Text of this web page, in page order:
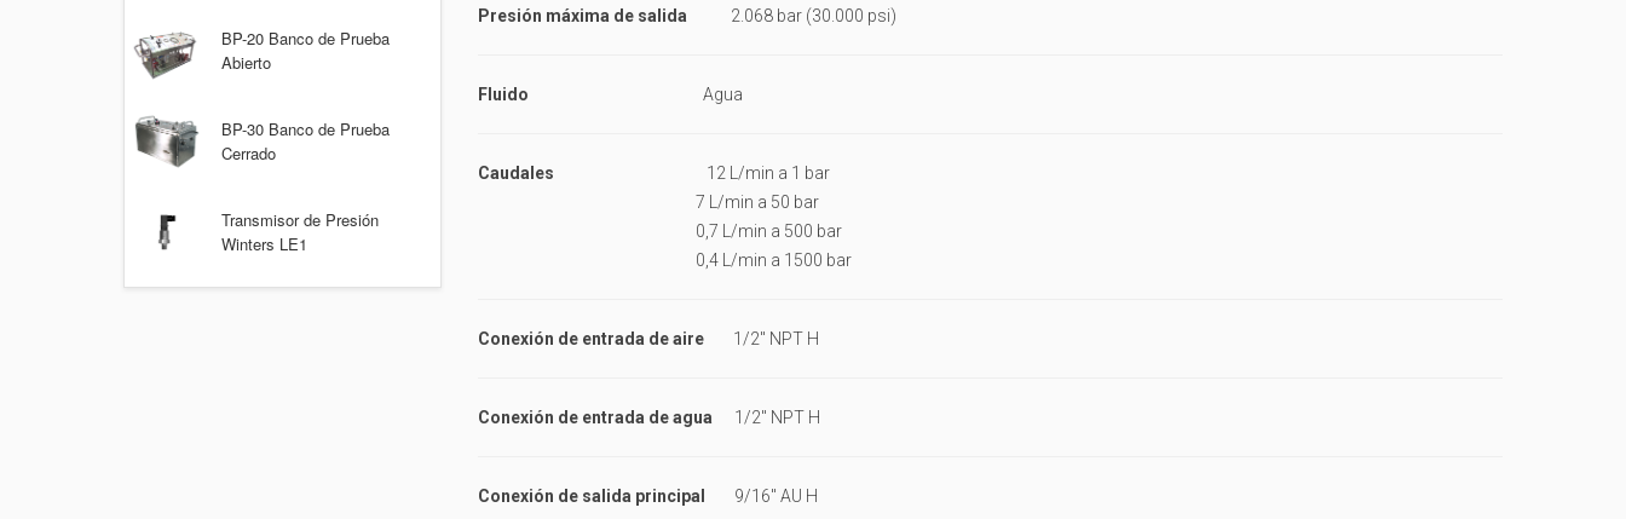
BP-20 Banco de Prueba
Abierto
BP-30 Banco de Prueba
Cerrado
Transmisor de Presión
Winters LE1
Presión máxima de salida 2.068 bar (30.000 psi)
Fluido Agua
Caudales 12 L/min a 1 bar
7 L/min a 50 bar
0,7 L/min a 500 bar
0,4 L/min a 1500 bar
Conexión de entrada de aire 1/2" NPT H
Conexión de entrada de agua 1/2" NPT H
Conexión de salida principal 9/16" AU H